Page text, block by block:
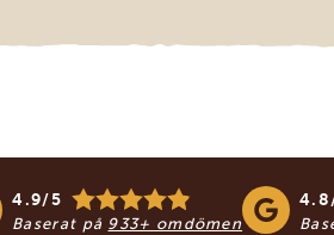
4.9/5
Baserat på 933+ omdömen